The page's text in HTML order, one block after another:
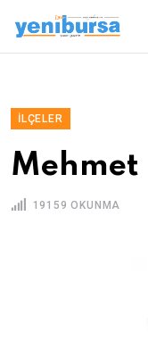
İLÇELER
19159 OKUNMA